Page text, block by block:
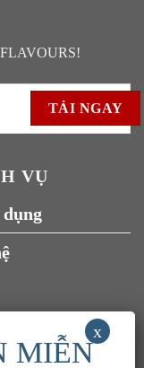
VỤ
dụng
tôi để được
nguyên liệu, thiết
vụ Setup – Đào